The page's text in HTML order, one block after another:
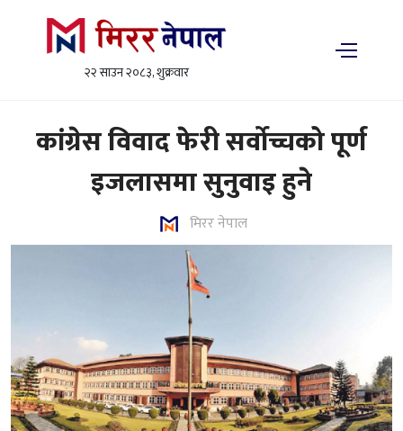
२२ साउन २०८३, शुक्रवार
कांग्रेस विवाद फेरी सर्वोच्चको पूर्ण
इजलासमा सुनुवाइ हुने
मिरर नेपाल